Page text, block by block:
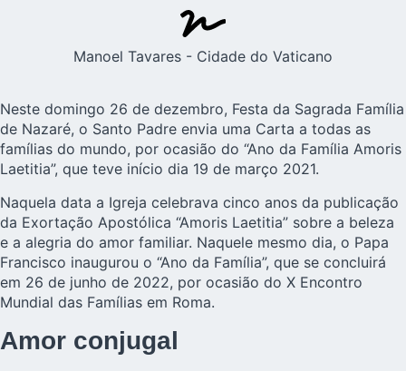
Manoel Tavares - Cidade do Vaticano
Neste domingo 26 de dezembro, Festa da Sagrada Família
de Nazaré, o Santo Padre envia uma Carta a todas as
famílias do mundo, por ocasião do “Ano da Família Amoris
Laetitia”, que teve início dia 19 de março 2021.
Naquela data a Igreja celebrava cinco anos da publicação
da Exortação Apostólica “Amoris Laetitia” sobre a beleza
e a alegria do amor familiar. Naquele mesmo dia, o Papa
Francisco inaugurou o “Ano da Família”, que se concluirá
em 26 de junho de 2022, por ocasião do X Encontro
Mundial das Famílias em Roma.
Amor conjugal